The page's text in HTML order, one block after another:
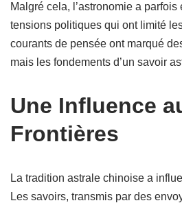
Malgré cela, l’astronomie a
tensions politiques qui ont limité
courants de pensée ont marqué
mais les fondements d’un savoir
Une Influence
Frontières
La tradition astrale chinoise a
Les savoirs, transmis par des